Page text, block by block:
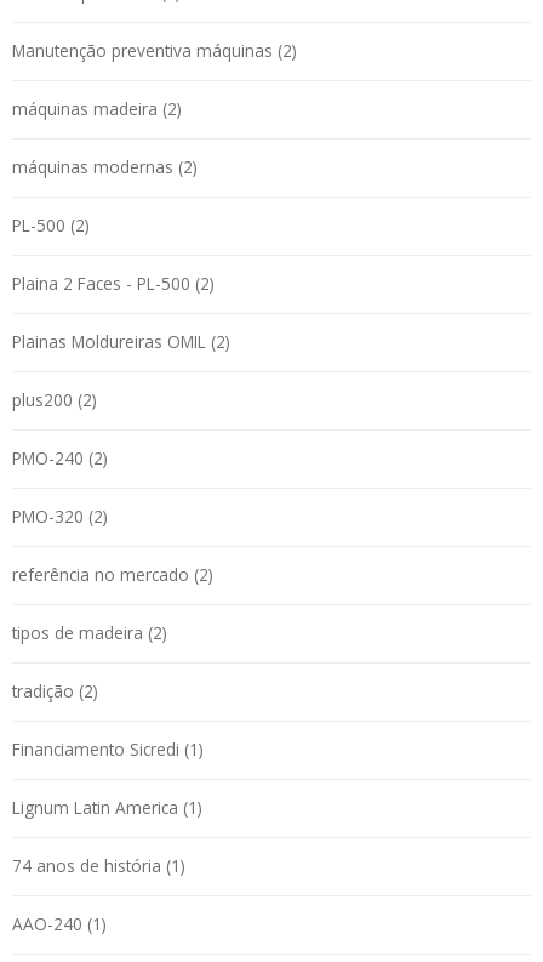
Manutenção preventiva máquinas (2)
máquinas madeira (2)
máquinas modernas (2)
PL-500 (2)
Plaina 2 Faces - PL-500 (2)
Plainas Moldureiras OMIL (2)
plus200 (2)
PMO-240 (2)
PMO-320 (2)
referência no mercado (2)
tipos de madeira (2)
tradição (2)
Financiamento Sicredi (1)
Lignum Latin America (1)
74 anos de história (1)
AAO-240 (1)